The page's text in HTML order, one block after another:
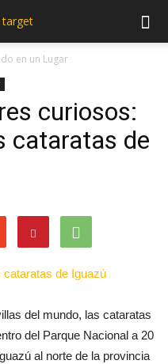
en un Lugar
curiosos:
cataratas de
del mundo, las cataratas
del Parque Nacional a 20
al norte de la provincia